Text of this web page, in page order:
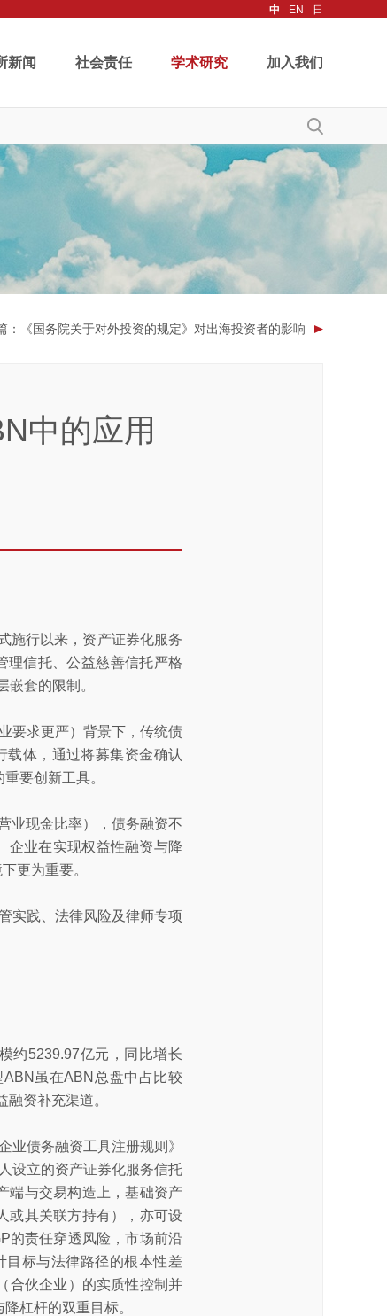
中 EN 日
新闻 社会责任 学术研究 加入我们
：《国务院关于对外投资的规定》对出海投资者的影响
中的应用
施行以来，资产证券化服务
理信托、公益慈善信托严格
套的限制。
要求更严）背景下，传统债
体，通过将募集资金确认
要创新工具。
业现金比率），债务融资不
企业在实现权益性融资与降
更为重要。
实践、法律风险及律师专项
约5239.97亿元，同比增长
虽在ABN总盘中占比较
资补充渠道。
债务融资工具注册规则》
设立的资产证券化服务信托
端与交易构造上，基础资产
或其关联方持有），亦可设
的责任穿透风险，市场前沿
目标与法律路径的根本性差
合伙企业）的实质性控制并
杠杆的双重目标。